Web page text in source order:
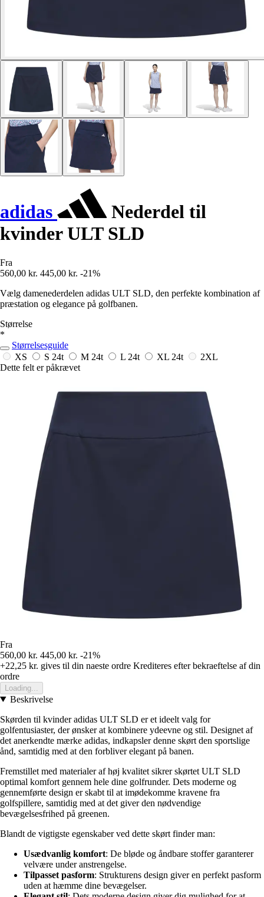
adidas
Nederdel til
kvinder ULT SLD
Fra
560,00 kr. 445,00 kr. -21%
Vælg damenederdelen adidas ULT SLD, den perfekte kombination af
præstation og elegance på golfbanen.
Størrelse
*
Størrelsesguide
XS
S 24t M 24t L 24t XL 24t
2XL
Dette felt er påkrævet
Fra
560,00 kr. 445,00 kr. -21%
+22,25 kr. gives til din naeste ordre Krediteres efter bekraeftelse af din
ordre
Loading...
Beskrivelse
Skørden til kvinder adidas ULT SLD er et ideelt valg for
golfentusiaster, der ønsker at kombinere ydeevne og stil. Designet af
det anerkendte mærke adidas, indkapsler denne skørt den sportslige
ånd, samtidig med at den forbliver elegant på banen.
Fremstillet med materialer af høj kvalitet sikrer skørtet ULT SLD
optimal komfort gennem hele dine golfrunder. Dets moderne og
gennemførte design er skabt til at imødekomme kravene fra
golfspillere, samtidig med at det giver den nødvendige
bevægelsesfrihed på greenen.
Blandt de vigtigste egenskaber ved dette skørt finder man:
Usædvanlig komfort: De bløde og åndbare stoffer garanterer
velvære under anstrengelse.
Tilpasset pasform: Strukturens design giver en perfekt pasform
uden at hæmme dine bevægelser.